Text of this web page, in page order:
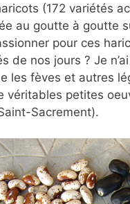
(172 variétés
au goutte à goutte
pour ces
de nos jours ? Je
les fèves et autres
véritables petites
Sacrement).